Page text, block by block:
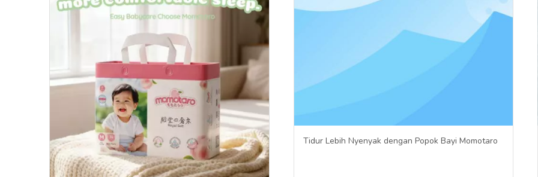
Tidur Lebih Nyenyak dengan Popok Bayi Momotaro